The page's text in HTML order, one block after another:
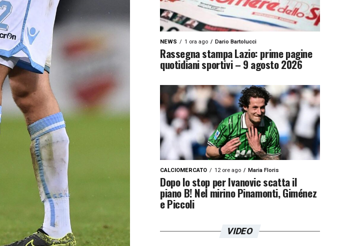
NEWS 1 ora ago Dario Bartolucci
Rassegna stampa Lazio: prime pagine
quotidiani sportivi – 9 agosto 2026
CALCIOMERCATO 12 ore ago Maria Floris
Dopo lo stop per Ivanovic scatta il
piano B! Nel mirino Pinamonti, Giménez
e Piccoli
VIDEO